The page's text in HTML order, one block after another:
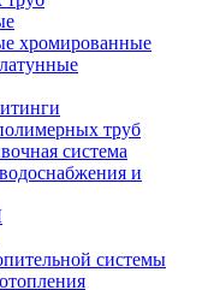
хромированные
труб
система
и
системы